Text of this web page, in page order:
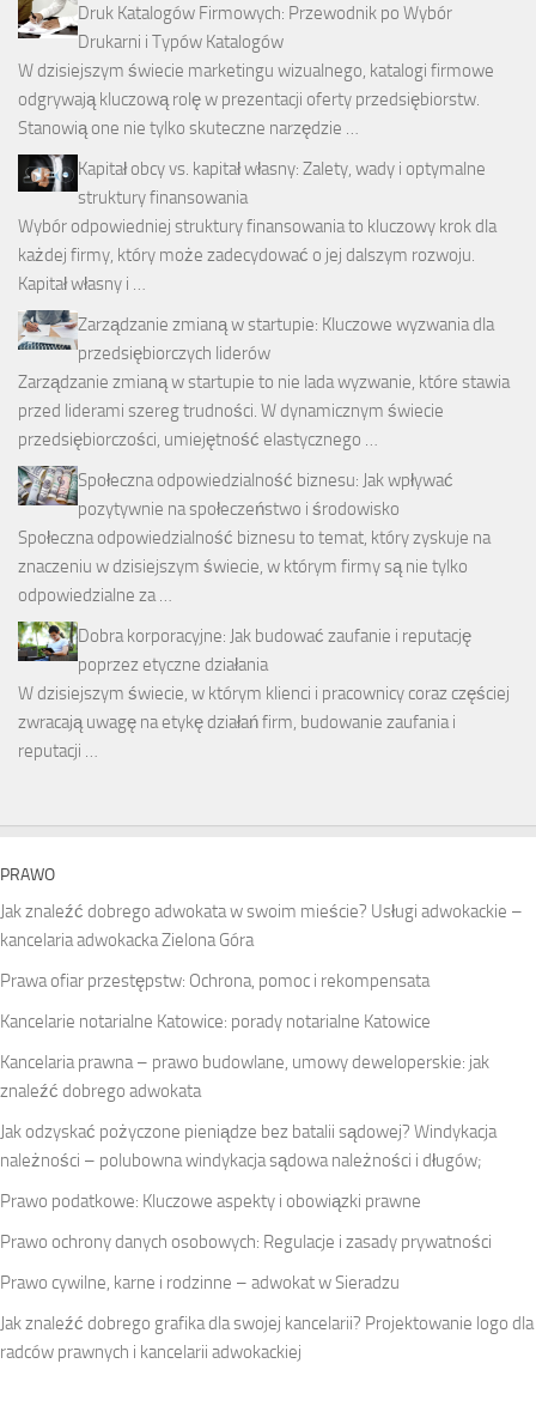
Druk Katalogów Firmowych: Przewodnik po Wybór
Drukarni i Typów Katalogów
W dzisiejszym świecie marketingu wizualnego, katalogi firmowe
odgrywają kluczową rolę w prezentacji oferty przedsiębiorstw.
Stanowią one nie tylko skuteczne narzędzie …
Kapitał obcy vs. kapitał własny: Zalety, wady i optymalne
struktury finansowania
Wybór odpowiedniej struktury finansowania to kluczowy krok dla
każdej firmy, który może zadecydować o jej dalszym rozwoju.
Kapitał własny i …
Zarządzanie zmianą w startupie: Kluczowe wyzwania dla
przedsiębiorczych liderów
Zarządzanie zmianą w startupie to nie lada wyzwanie, które stawia
przed liderami szereg trudności. W dynamicznym świecie
przedsiębiorczości, umiejętność elastycznego …
Społeczna odpowiedzialność biznesu: Jak wpływać
pozytywnie na społeczeństwo i środowisko
Społeczna odpowiedzialność biznesu to temat, który zyskuje na
znaczeniu w dzisiejszym świecie, w którym firmy są nie tylko
odpowiedzialne za …
Dobra korporacyjne: Jak budować zaufanie i reputację
poprzez etyczne działania
W dzisiejszym świecie, w którym klienci i pracownicy coraz częściej
zwracają uwagę na etykę działań firm, budowanie zaufania i
reputacji …
PRAWO
Jak znaleźć dobrego adwokata w swoim mieście? Usługi adwokackie –
kancelaria adwokacka Zielona Góra
Prawa ofiar przestępstw: Ochrona, pomoc i rekompensata
Kancelarie notarialne Katowice: porady notarialne Katowice
Kancelaria prawna – prawo budowlane, umowy deweloperskie: jak
znaleźć dobrego adwokata
Jak odzyskać pożyczone pieniądze bez batalii sądowej? Windykacja
należności – polubowna windykacja sądowa należności i długów;
Prawo podatkowe: Kluczowe aspekty i obowiązki prawne
Prawo ochrony danych osobowych: Regulacje i zasady prywatności
Prawo cywilne, karne i rodzinne – adwokat w Sieradzu
Jak znaleźć dobrego grafika dla swojej kancelarii? Projektowanie logo dla
radców prawnych i kancelarii adwokackiej